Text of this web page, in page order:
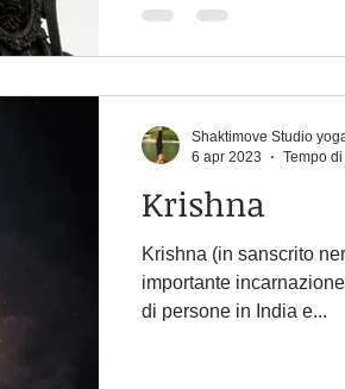
Krishna
Krishna (in sanscrito
importante
di persone in India e...
Shaktimove Studio
6 apr 2023
Tempo